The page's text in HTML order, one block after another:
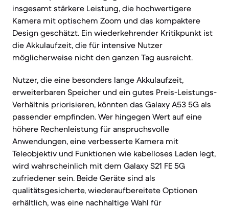
insgesamt stärkere Leistung, die hochwertigere
Kamera mit optischem Zoom und das kompaktere
Design geschätzt. Ein wiederkehrender Kritikpunkt ist
die Akkulaufzeit, die für intensive Nutzer
möglicherweise nicht den ganzen Tag ausreicht.
Nutzer, die eine besonders lange Akkulaufzeit,
erweiterbaren Speicher und ein gutes Preis-Leistungs-
Verhältnis priorisieren, könnten das Galaxy A53 5G als
passender empfinden. Wer hingegen Wert auf eine
höhere Rechenleistung für anspruchsvolle
Anwendungen, eine verbesserte Kamera mit
Teleobjektiv und Funktionen wie kabelloses Laden legt,
wird wahrscheinlich mit dem Galaxy S21 FE 5G
zufriedener sein. Beide Geräte sind als
qualitätsgesicherte, wiederaufbereitete Optionen
erhältlich, was eine nachhaltige Wahl für